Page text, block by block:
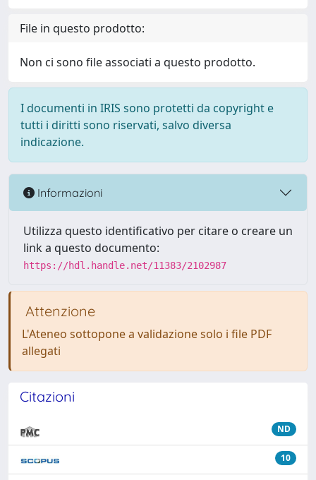
File in questo prodotto:
Non ci sono file associati a questo prodotto.
I documenti in IRIS sono protetti da copyright e
tutti i diritti sono riservati, salvo diversa
indicazione.
Informazioni
Utilizza questo identificativo per citare o creare un
link a questo documento:
https://hdl.handle.net/11383/2102987
Attenzione
L'Ateneo sottopone a validazione solo i file PDF
allegati
Citazioni
ND
10